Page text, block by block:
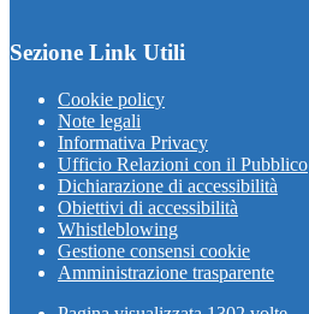
Sezione Link Utili
Cookie policy
Note legali
Informativa Privacy
Ufficio Relazioni con il Pubblico
Dichiarazione di accessibilità
Obiettivi di accessibilità
Whistleblowing
Gestione consensi cookie
Amministrazione trasparente